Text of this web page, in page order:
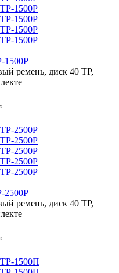
1500Р
ремень, диск 40 ТР,
2500Р
ремень, диск 40 ТР,